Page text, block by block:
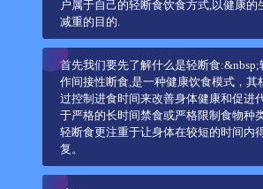
户属于自己的轻断食饮食方式,以健康的
减重的目的.
首先我们要先了解什么是轻断食:&nbsp;
作间接性断食,是一种健康饮食模式，其
过控制进食时间来改善身体健康和促进
于严格的长时间禁食或严格限制食物种
轻断食更注重于让身体在较短的时间内
复。